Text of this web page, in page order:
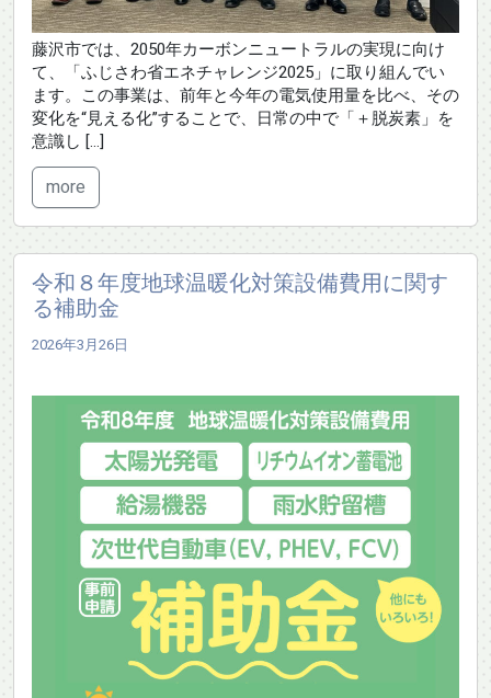
藤沢市では、2050年カーボンニュートラルの実現に向け
て、「ふじさわ省エネチャレンジ2025」に取り組んでい
ます。この事業は、前年と今年の電気使用量を比べ、その
変化を“見える化”することで、日常の中で「＋脱炭素」を
意識し […]
more
令和８年度地球温暖化対策設備費用に関す
る補助金
2026年3月26日